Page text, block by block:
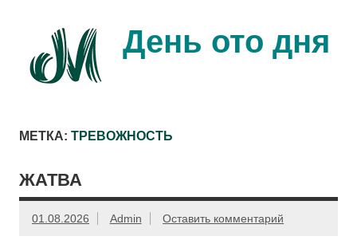
содержимому
День ото дня
МЕТКА: ТРЕВОЖНОСТЬ
ЖАТВА
01.08.2026 Admin Оставить комментарий